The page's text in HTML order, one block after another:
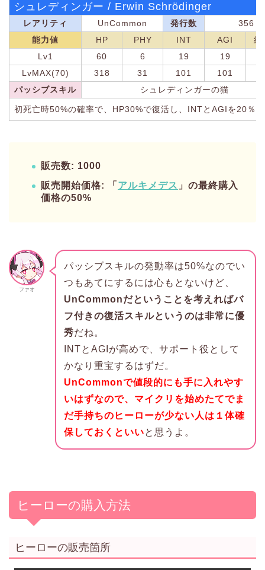
シュレディンガー / Erwin Schrödinger
レアリティ UnCommon 発行数
356
能力値
HP PHY INT AGI
総
Lv1
60 6 19 19
LvMAX(70)
318 31 101 101
パッシブスキル
シュレディンガーの猫
初死亡時50%の確率で、HP30%で復活し、INTとAGIを20％
販売数: 1000
販売開始価格: 「 アルキメデス 」の最終購入
価格の50%
ファオ
パッシブスキルの発動率は50%なのでい
つもあてにするには心もとないけど、
UnCommonだということを考えればバ
フ付きの復活スキルというのは非常に優
秀だね。
INTとAGIが高めで、サポート役として
かなり重宝するはずだ。
UnCommonで値段的にも手に入れやす
いはずなので、マイクリを始めたてでま
だ手持ちのヒーローが少ない人は１体確
保しておくといいと思うよ。
ヒーローの購入方法
ヒーローの販売箇所